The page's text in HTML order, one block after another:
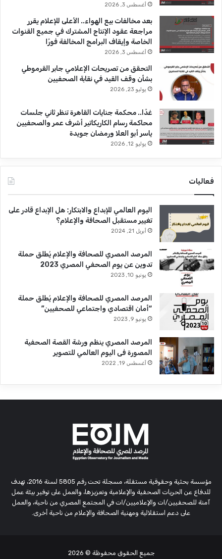
أغسطس 3, 2026
بعد مخالفات بيع الهواء.. الأعلى للإعلام يقرر
مراجعة عقود الإنتاج المشترك في جميع القنوات
الخاصة وإيقاف البرامج المخالفة فورًا
أغسطس 3, 2026
التحقق من تصريحات الإعلامي جابر القرموطي
بشأن وقف القيد في نقابة الصحفيين
يوليو 23, 2026
غدًا.. محكمة جنايات القاهرة تنظر ثاني جلسات
محاكمة رسام الكاريكاتير أشرف عمر والصحفيين
ياسر أبو العلا ورمضان جويدة
يوليو 12, 2026
فعاليات
اليوم العالمي للإبداع والابتكار: هل الإبداع قادر على
تغيير مستقبل الصحافة والإعلام؟
أبريل 21, 2024
المرصد المصري للصحافة والإعلام يُطلق حملة
تدوين عن يوم الصحفي المصري 2023
يونيو 10, 2023
المرصد المصري للصحافة والإعلام يُطلق حملة
“أمان اقتصادي واجتماعي للصحفيين”
يونيو 9, 2023
المرصد المصري ينظم ورشة القصة الصحفية
المصورة فى اليوم العالمي للتصوير
أغسطس 19, 2022
مؤسسة بحثية وحقوقية مستقلة، مسجلة تحت رقم 5805 لسنة 2016، تهدف
للدفاع عن الحريات الصحفية والإعلامية وتعزيزها، والعمل على توفير بيئة عمل
آمنة للصحفيين/ات والإعلاميين/ات في المجتمع المصري من ناحية، والعمل
على دعم استقلالية ومهنية الصحافة والإعلام من ناحية أخرى.
جميع الحقوق محفوظة © 2026